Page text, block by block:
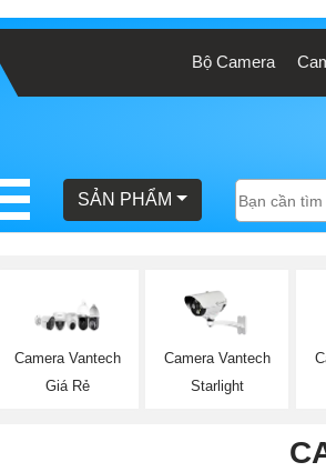
Bộ Camera
SẢN PHẨM
Camera Vantech
Giá Rẻ
Camera Vantech
Starlight